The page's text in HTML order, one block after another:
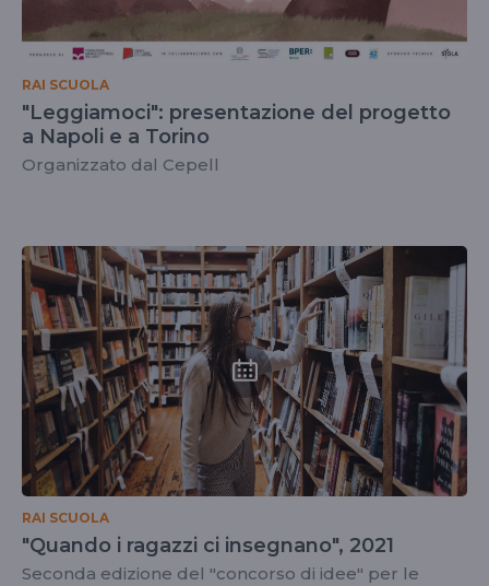
RAI SCUOLA
"Leggiamoci": presentazione del progetto
a Napoli e a Torino
Organizzato dal Cepell
RAI SCUOLA
"Quando i ragazzi ci insegnano", 2021
Seconda edizione del "concorso di idee" per le